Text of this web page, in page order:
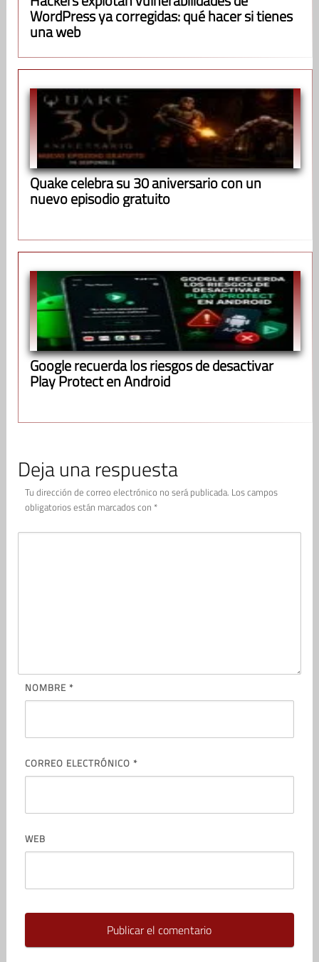
WordPress ya corregidas: qué hacer si tienes
una web
Quake celebra su 30 aniversario con un
nuevo episodio gratuito
Google recuerda los riesgos de desactivar
Play Protect en Android
Deja una respuesta
Tu dirección de correo electrónico no será publicada. Los campos
obligatorios están marcados con *
NOMBRE *
CORREO ELECTRÓNICO *
WEB